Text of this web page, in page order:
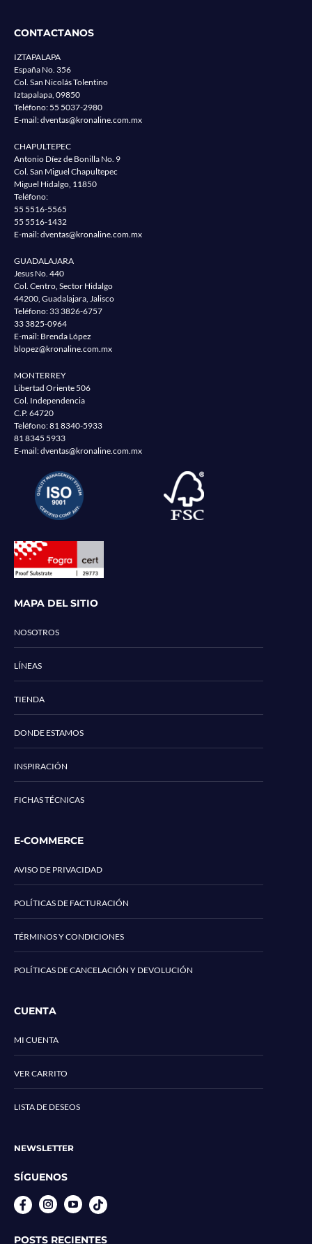
CONTACTANOS
IZTAPALAPA
España No. 356
Col. San Nicolás Tolentino
Iztapalapa, 09850
Teléfono:55 5037-2980
E-mail:dventas@kronaline.com.mx
CHAPULTEPEC
Antonio Díez de Bonilla No. 9
Col. San Miguel Chapultepec
Miguel Hidalgo, 11850
Teléfono:
55 5516-5565
55 5516-1432
E-mail:dventas@kronaline.com.mx
GUADALAJARA
Jesus No. 440
Col. Centro, Sector Hidalgo
44200, Guadalajara, Jalisco
Teléfono: 33 3826-6757
33 3825-0964
E-mail: Brenda López
blopez@kronaline.com.mx
MONTERREY
Libertad Oriente 506
Col. Independencia
C.P. 64720
Teléfono:81 8340-5933
81 8345 5933
E-mail:dventas@kronaline.com.mx
MAPA DEL SITIO
NOSOTROS
LÍNEAS
TIENDA
DONDE ESTAMOS
INSPIRACIÓN
FICHAS TÉCNICAS
E-COMMERCE
AVISO DE PRIVACIDAD
POLÍTICAS DE FACTURACIÓN
TÉRMINOS Y CONDICIONES
POLÍTICAS DE CANCELACIÓN Y DEVOLUCIÓN
CUENTA
MI CUENTA
VER CARRITO
LISTA DE DESEOS
NEWSLETTER
SÍGUENOS
InstagramYouTube
POSTS RECIENTES